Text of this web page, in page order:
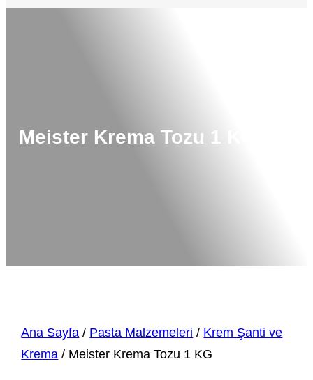
Meister Krema Tozu 1 KG
Ana Sayfa / Pasta Malzemeleri / Krem Şanti ve
Krema / Meister Krema Tozu 1 KG